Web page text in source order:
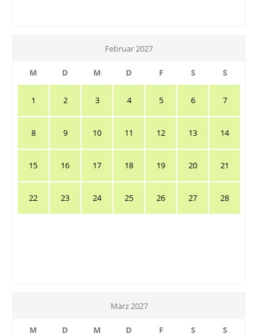
Februar 2027
M D M D F S S
1 2 3 4 5 6 7
8 9 10 11 12 13 14
15 16 17 18 19 20 21
22 23 24 25 26 27 28
März 2027
M D M D F S S